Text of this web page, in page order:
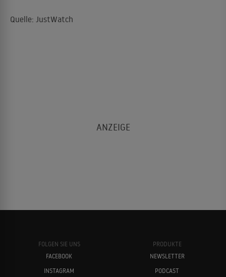
Quelle: JustWatch
FOLGEN SIE UNS
FACEBOOK
INSTAGRAM
PRODUKTE
NEWSLETTER
PODCAST